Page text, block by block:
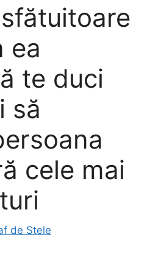
ea
te duci
să
cele mai
de Stele